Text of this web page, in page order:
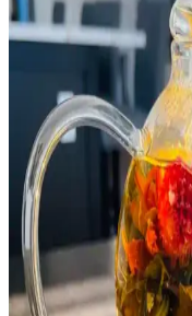
Belçika çikolatası, yüksek
teknikleriyle dünya
öne çıkan bu lezzetli ve
Kent Karamelli
Tüketim
Kent karamelli şeker, sert
olan geleneksel bir
hem tek başına hem de
Yayla Tavuk Sote
Yeri